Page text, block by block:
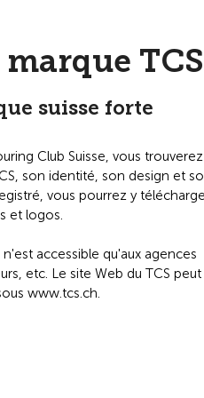
TCS
suisse forte
Club Suisse, vous trouverez
son identité, son design et
vous pourrez y
et logos.
accessible qu'aux agences
etc. Le site Web du TCS peut
www.tcs.ch.